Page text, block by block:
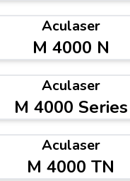
Aculaser
M 4000 N
Aculaser
M 4000 Series
Aculaser
M 4000 TN